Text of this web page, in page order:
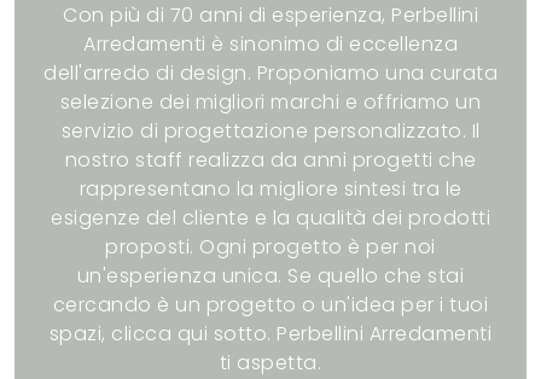
Con più di 70 anni di esperienza, Perbellini
Arredamenti è sinonimo di eccellenza
dell'arredo di design. Proponiamo una curata
selezione dei migliori marchi e offriamo un
servizio di progettazione personalizzato. Il
nostro staff realizza da anni progetti che
rappresentano la migliore sintesi tra le
esigenze del cliente e la qualità dei prodotti
proposti. Ogni progetto è per noi
un'esperienza unica. Se quello che stai
cercando è un progetto o un'idea per i tuoi
spazi, clicca qui sotto. Perbellini Arredamenti
ti aspetta.